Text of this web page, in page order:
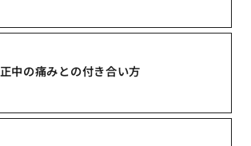
中の痛みとの付き合い方